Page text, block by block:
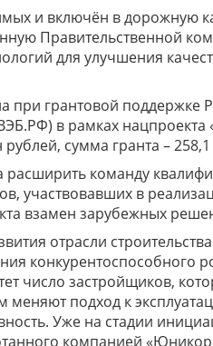
и включён в дорожную
Правительственной
для улучшения
грантовой поддержке
в рамках
сумма гранта –
расширить команду
участвовавших в
взамен зарубежных
отрасли
конкурентоспособного
число застройщиков,
подход к
Уже на стадии
компанией